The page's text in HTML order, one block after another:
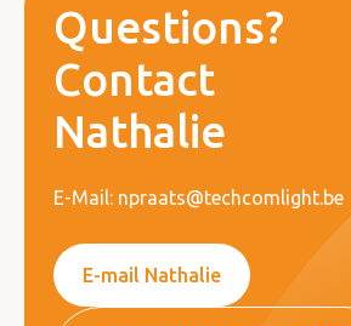
Questions?
Contact
Nathalie
E-Mail: npraats@techcomlight.be
E-mail Nathalie